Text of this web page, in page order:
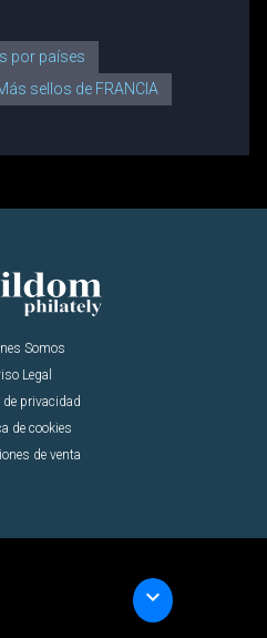
por países
sellos de FRANCIA
Somos
Legal
de privacidad
de cookies
de venta
keyboard_arrow_down